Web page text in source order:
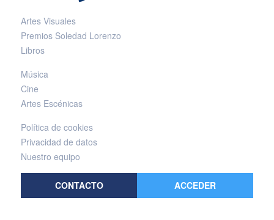
Artes Visuales
Premios Soledad Lorenzo
Libros
Música
Cine
Artes Escénicas
Política de cookies
Privacidad de datos
Nuestro equipo
CONTACTO ACCEDER